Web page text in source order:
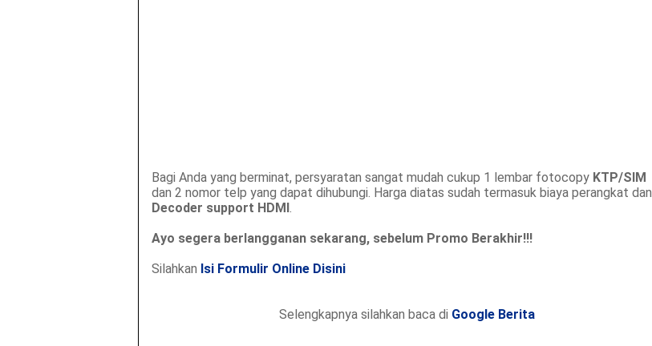
Bagi Anda yang berminat, persyaratan sangat mudah cukup 1 lembar fotocopy KTP/SIM
dan 2 nomor telp yang dapat dihubungi. Harga diatas sudah termasuk biaya perangkat dan
Decoder support HDMI.
Ayo segera berlangganan sekarang, sebelum Promo Berakhir!!!
Silahkan Isi Formulir Online Disini
Selengkapnya silahkan baca di Google Berita